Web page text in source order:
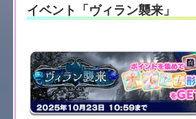
イベント「ヴィラン襲来」